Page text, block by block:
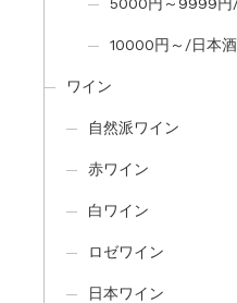
10000円～/日本酒
ワイン
自然派ワイン
赤ワイン
白ワイン
ロゼワイン
日本ワイン